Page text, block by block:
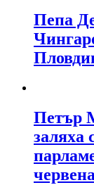
Пепа
Петър
заляха